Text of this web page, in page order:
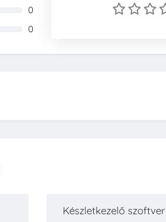
0
0
Készletkezelő szoftver